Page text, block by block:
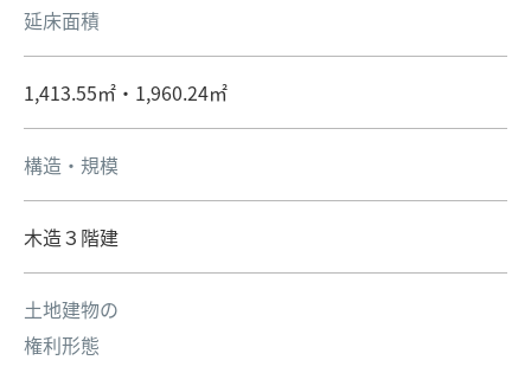
延床面積
1,413.55㎡・1,960.24㎡
構造・規模
木造３階建
土地建物の
権利形態